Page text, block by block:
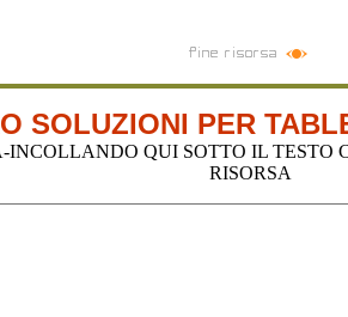
SOLUZIONI PER
QUI SOTTO IL TESTO
RISORSA